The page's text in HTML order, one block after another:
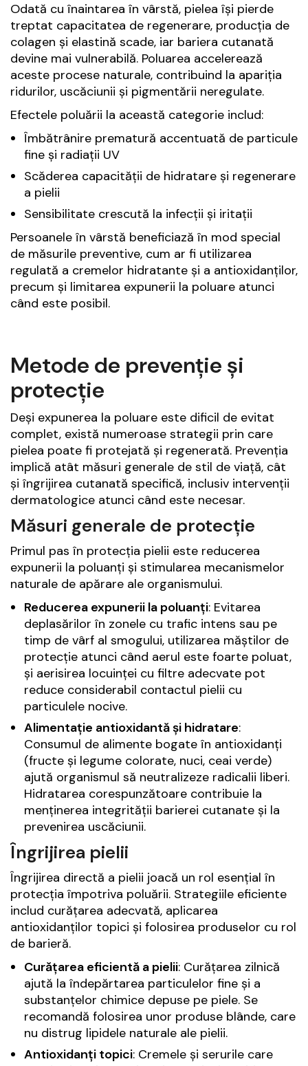
Odată cu înaintarea în vârstă, pielea își pierde
treptat capacitatea de regenerare, producția de
colagen și elastină scade, iar bariera cutanată
devine mai vulnerabilă. Poluarea accelerează
aceste procese naturale, contribuind la apariția
ridurilor, uscăciunii și pigmentării neregulate.
Efectele poluării la această categorie includ:
Îmbătrânire prematură accentuată de particule
fine și radiații UV
Scăderea capacității de hidratare și regenerare
a pielii
Sensibilitate crescută la infecții și iritații
Persoanele în vârstă beneficiază în mod special
de măsurile preventive, cum ar fi utilizarea
regulată a cremelor hidratante și a antioxidanților,
precum și limitarea expunerii la poluare atunci
când este posibil.
Metode de prevenție și
protecție
Deși expunerea la poluare este dificil de evitat
complet, există numeroase strategii prin care
pielea poate fi protejată și regenerată. Prevenția
implică atât măsuri generale de stil de viață, cât
și îngrijirea cutanată specifică, inclusiv intervenții
dermatologice atunci când este necesar.
Măsuri generale de protecție
Primul pas în protecția pielii este reducerea
expunerii la poluanți și stimularea mecanismelor
naturale de apărare ale organismului.
Reducerea expunerii la poluanți: Evitarea
deplasărilor în zonele cu trafic intens sau pe
timp de vârf al smogului, utilizarea măștilor de
protecție atunci când aerul este foarte poluat,
și aerisirea locuinței cu filtre adecvate pot
reduce considerabil contactul pielii cu
particulele nocive.
Alimentație antioxidantă și hidratare:
Consumul de alimente bogate în antioxidanți
(fructe și legume colorate, nuci, ceai verde)
ajută organismul să neutralizeze radicalii liberi.
Hidratarea corespunzătoare contribuie la
menținerea integrității barierei cutanate și la
prevenirea uscăciunii.
Îngrijirea pielii
Îngrijirea directă a pielii joacă un rol esențial în
protecția împotriva poluării. Strategiile eficiente
includ curățarea adecvată, aplicarea
antioxidanților topici și folosirea produselor cu rol
de barieră.
Curățarea eficientă a pielii: Curățarea zilnică
ajută la îndepărtarea particulelor fine și a
substanțelor chimice depuse pe piele. Se
recomandă folosirea unor produse blânde, care
nu distrug lipidele naturale ale pielii.
Antioxidanți topici: Cremele și serurile care